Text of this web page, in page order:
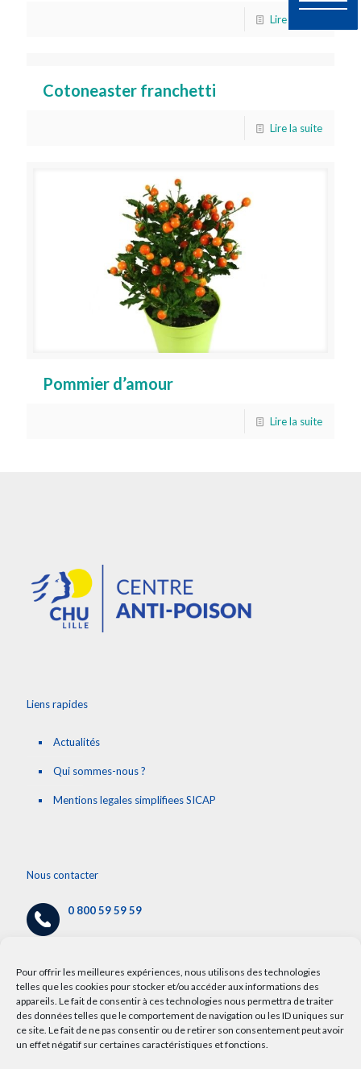
Pour offrir les meilleures expériences, nous utilisons des technologies
telles que les cookies pour stocker et/ou accéder aux informations des
appareils. Le fait de consentir à ces technologies nous permettra de traiter
des données telles que le comportement de navigation ou les ID uniques sur
ce site. Le fait de ne pas consentir ou de retirer son consentement peut avoir
un effet négatif sur certaines caractéristiques et fonctions.
Lire la suite
Cotoneaster franchetti
Lire la suite
Pommier d’amour
Lire la suite
Liens rapides
Actualités
Qui sommes-nous ?
Mentions legales simplifiees SICAP
Nous contacter
0 800 59 59 59
5 avenue Oscar Lambret,
59000 Lille